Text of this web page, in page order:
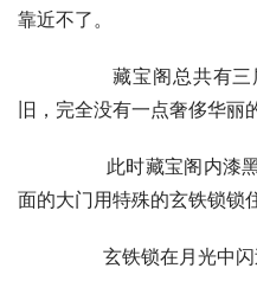
靠近不了。
藏宝阁总共有三层
旧，完全没有一点奢侈华丽
此时藏宝阁内漆黑
面的大门用特殊的玄铁锁锁
玄铁锁在月光中闪